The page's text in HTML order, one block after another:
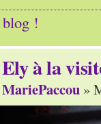
!
à la
MariePaccou »